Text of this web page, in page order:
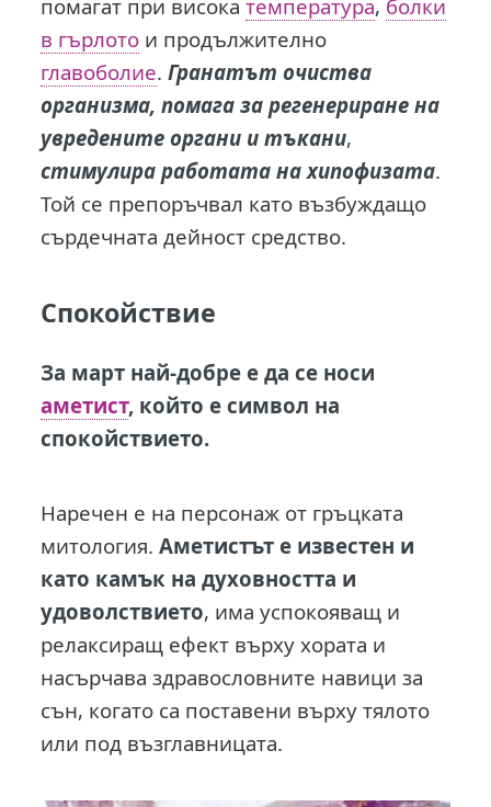
помагат при високатемпература, болки
в гърлото и продължително
главоболие.Гранатът очиства
организма, помага за регенериране на
увредените органи и тъкани,
стимулира работата на хипофизата.
Той се препоръчвал като възбуждащо
сърдечната дейност средство.
Спокойствие
За март най-добре е да се носи
аметист, който е символ на
спокойствието.
Наречен е на персонаж от гръцката
митология.Аметистът е известен и
като камък на духовността и
удоволствието, има успокояващ и
релаксиращ ефект върху хората и
насърчава здравословните навици за
сън, когато са поставени върху тялото
или под възглавницата.